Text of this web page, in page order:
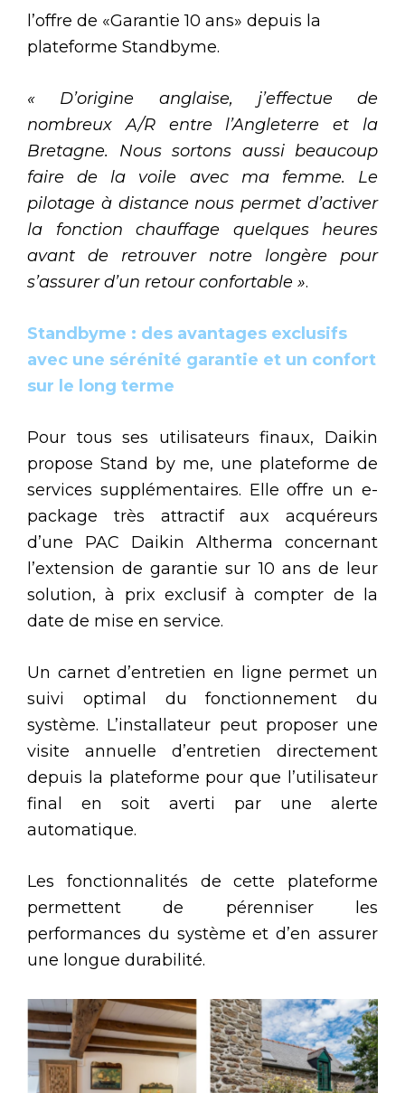
l’offre de «Garantie 10 ans» depuis la
plateforme Standbyme.
« D’origine anglaise, j’effectue de
nombreux A/R entre l’Angleterre et la
Bretagne. Nous sortons aussi beaucoup
faire de la voile avec ma femme. Le
pilotage à distance nous permet d’activer
la fonction chauffage quelques heures
avant de retrouver notre longère pour
s’assurer d’un retour confortable ».
Standbyme : des avantages exclusifs
avec une sérénité garantie et un confort
sur le long terme
Pour tous ses utilisateurs finaux, Daikin
propose Stand by me, une plateforme de
services supplémentaires. Elle offre un e-
package très attractif aux acquéreurs
d’une PAC Daikin Altherma concernant
l’extension de garantie sur 10 ans de leur
solution, à prix exclusif à compter de la
date de mise en service.
Un carnet d’entretien en ligne permet un
suivi optimal du fonctionnement du
système. L’installateur peut proposer une
visite annuelle d’entretien directement
depuis la plateforme pour que l’utilisateur
final en soit averti par une alerte
automatique.
Les fonctionnalités de cette plateforme
permettent de pérenniser les
performances du système et d’en assurer
une longue durabilité.